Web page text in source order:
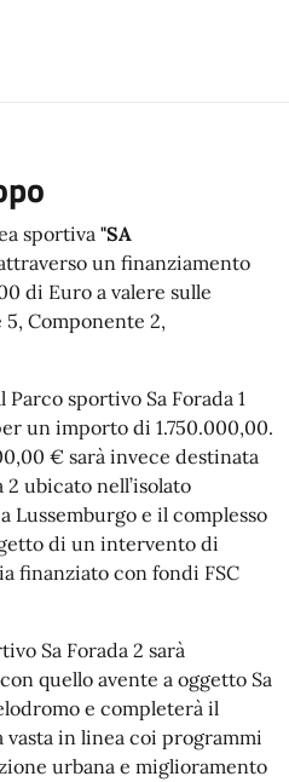
sportiva "SA
un finanziamento
di Euro a valere sulle
5, Componente 2,
sportivo Sa Forada 1
un importo di 1.750.000,00.
€ sarà invece destinata
2 ubicato nell’isolato
Lussemburgo e il complesso
di un intervento di
finanziato con fondi FSC
Sa Forada 2 sarà
quello avente a oggetto Sa
e completerà il
vasta in linea coi programmi
urbana e miglioramento